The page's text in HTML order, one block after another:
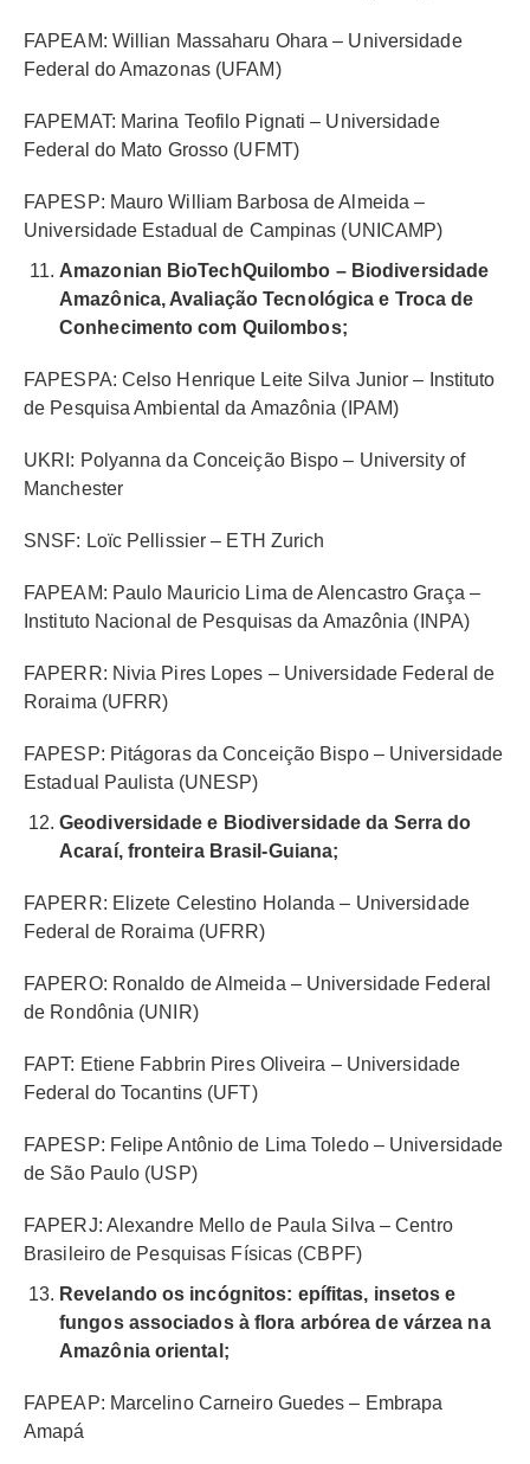
FAPEAM: Willian Massaharu Ohara – Universidade
Federal do Amazonas (UFAM)
FAPEMAT: Marina Teofilo Pignati – Universidade
Federal do Mato Grosso (UFMT)
FAPESP: Mauro William Barbosa de Almeida –
Universidade Estadual de Campinas (UNICAMP)
Amazonian BioTechQuilombo – Biodiversidade
Amazônica, Avaliação Tecnológica e Troca de
Conhecimento com Quilombos;
FAPESPA: Celso Henrique Leite Silva Junior – Instituto
de Pesquisa Ambiental da Amazônia (IPAM)
UKRI: Polyanna da Conceição Bispo – University of
Manchester
SNSF: Loïc Pellissier – ETH Zurich
FAPEAM: Paulo Mauricio Lima de Alencastro Graça –
Instituto Nacional de Pesquisas da Amazônia (INPA)
FAPERR: Nivia Pires Lopes – Universidade Federal de
Roraima (UFRR)
FAPESP: Pitágoras da Conceição Bispo – Universidade
Estadual Paulista (UNESP)
Geodiversidade e Biodiversidade da Serra do
Acaraí, fronteira Brasil-Guiana;
FAPERR: Elizete Celestino Holanda – Universidade
Federal de Roraima (UFRR)
FAPERO: Ronaldo de Almeida – Universidade Federal
de Rondônia (UNIR)
FAPT: Etiene Fabbrin Pires Oliveira – Universidade
Federal do Tocantins (UFT)
FAPESP: Felipe Antônio de Lima Toledo – Universidade
de São Paulo (USP)
FAPERJ: Alexandre Mello de Paula Silva – Centro
Brasileiro de Pesquisas Físicas (CBPF)
Revelando os incógnitos: epífitas, insetos e
fungos associados à flora arbórea de várzea na
Amazônia oriental;
FAPEAP: Marcelino Carneiro Guedes – Embrapa
Amapá